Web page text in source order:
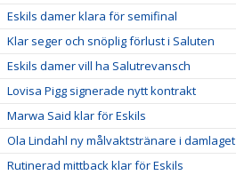
Eskils damer klara för semifinal
Klar seger och snöplig förlust i Saluten
Eskils damer vill ha Salutrevansch
Lovisa Pigg signerade nytt kontrakt
Marwa Said klar för Eskils
Ola Lindahl ny målvaktstränare i damlaget
Rutinerad mittback klar för Eskils